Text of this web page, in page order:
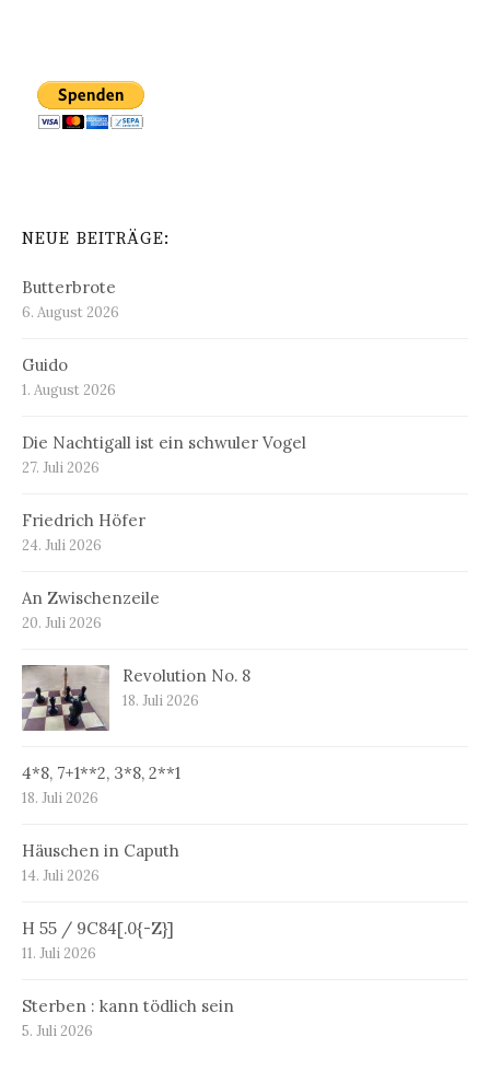
NEUE BEITRÄGE:
Butterbrote
6. August 2026
Guido
1. August 2026
Die Nachtigall ist ein schwuler Vogel
27. Juli 2026
Friedrich Höfer
24. Juli 2026
An Zwischenzeile
20. Juli 2026
Revolution No. 8
18. Juli 2026
4*8, 7+1**2, 3*8, 2**1
18. Juli 2026
Häuschen in Caputh
14. Juli 2026
H 55 / 9C84[.0{-Z}]
11. Juli 2026
Sterben : kann tödlich sein
5. Juli 2026